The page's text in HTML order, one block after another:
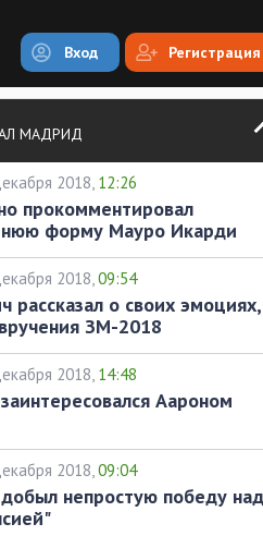
Вход Регистрация
МАДРИД
2018, 12:26
прокомментировал
форму Мауро Икарди
2018,09:54
рассказал о своих эмоциях,
ЗМ-2018
2018, 14:48
Аароном
2018,09:04
добыл непростую победу над